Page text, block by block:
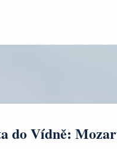
do Vídně: